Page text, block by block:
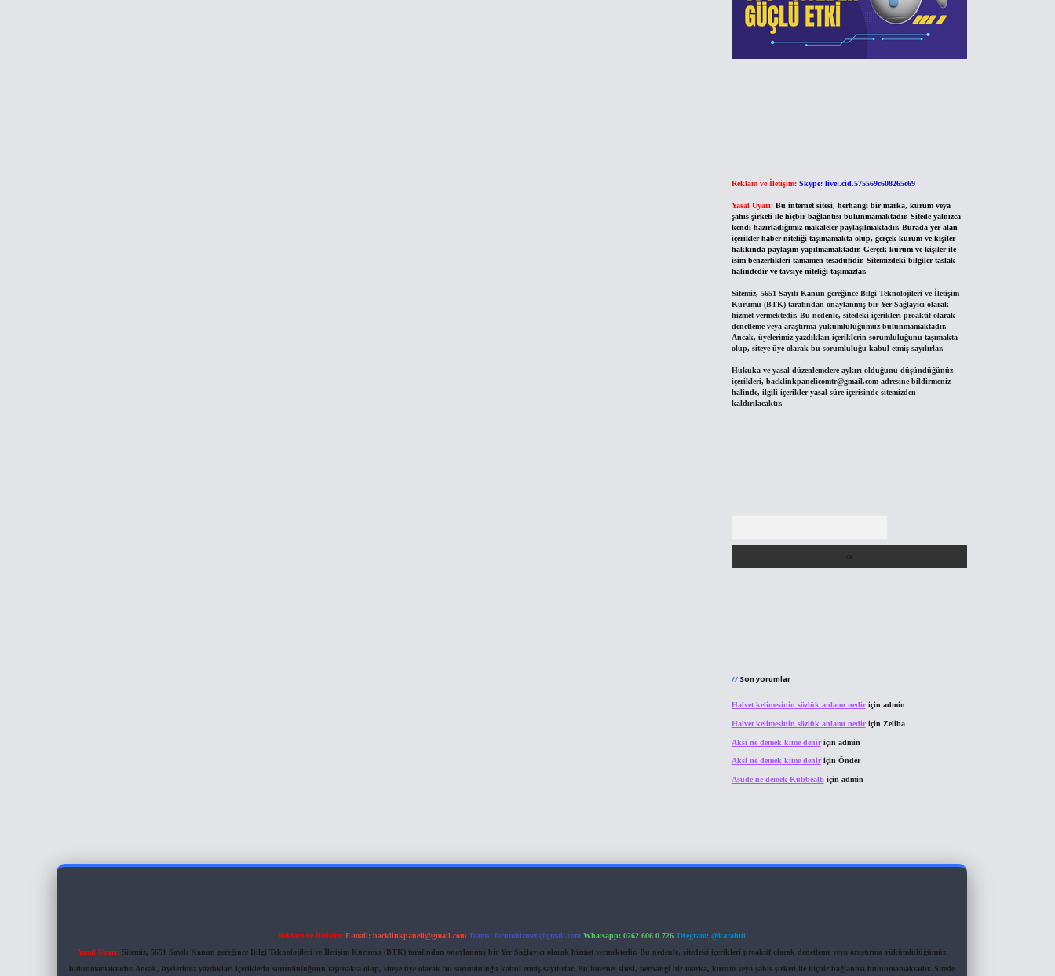
Reklam ve İletişim: Skype: live:.cid.575569c608265c69
Yasal Uyarı: Bu internet sitesi, herhangi bir marka, kurum veya
şahıs şirketi ile hiçbir bağlantısı bulunmamaktadır. Sitede yalnızca
kendi hazırladığımız makaleler paylaşılmaktadır. Burada yer alan
içerikler haber niteliği taşımamakta olup, gerçek kurum ve kişiler
hakkında paylaşım yapılmamaktadır. Gerçek kurum ve kişiler ile
isim benzerlikleri tamamen tesadüfidir. Sitemizdeki bilgiler taslak
halindedir ve tavsiye niteliği taşımazlar.
Sitemiz, 5651 Sayılı Kanun gereğince Bilgi Teknolojileri ve İletişim
Kurumu (BTK) tarafından onaylanmış bir Yer Sağlayıcı olarak
hizmet vermektedir. Bu nedenle, sitedeki içerikleri proaktif olarak
denetleme veya araştırma yükümlülüğümüz bulunmamaktadır.
Ancak, üyelerimiz yazdıkları içeriklerin sorumluluğunu taşımakta
olup, siteye üye olarak bu sorumluluğu kabul etmiş sayılırlar.
Hukuka ve yasal düzenlemelere aykırı olduğunu düşündüğünüz
içerikleri, backlinkpanelicomtr@gmail.comadresine bildirmeniz
halinde, ilgili içerikler yasal süre içerisinde sitemizden
kaldırılacaktır.
Son yorumlar
Halvet kelimesinin sözlük anlamı nediriçin admin
Halvet kelimesinin sözlük anlamı nediriçin Zeliha
Aksi ne demek kime deniriçin admin
Aksi ne demek kime deniriçin Önder
Asude ne demek Kubbealtı için admin
Reklam ve İletişim: E-mail: backlinkpaneli@gmail.com Teams: forumhizmeti@gmail.com Whatsapp: 0262 606 0 726 Telegram: @karabul
Yasal Uyarı: Sitemiz, 5651 Sayılı Kanun gereğince Bilgi Teknolojileri ve İletişim Kurumu (BTK) tarafından onaylanmış bir Yer Sağlayıcı olarak hizmet vermektedir. Bu nedenle, sitedeki içerikleri proaktif olarak denetleme veya araştırma yükümlülüğümüz
bulunmamaktadır. Ancak, üyelerimiz yazdıkları içeriklerin sorumluluğunu taşımakta olup, siteye üye olarak bu sorumluluğu kabul etmiş sayılırlar. Bu internet sitesi, herhangi bir marka, kurum veya şahıs şirketi ile hiçbir bağlantısı bulunmamaktadır. Sitede